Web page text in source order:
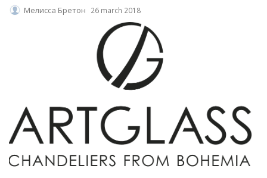
Мелисса Бретон 26 march 2018